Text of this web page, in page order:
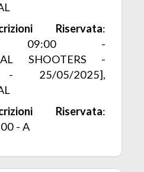
Riservata:
09:00 -
SHOOTERS -
05/2025],
Riservata:
- A